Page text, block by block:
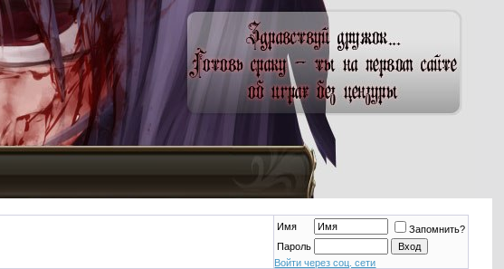
Имя
Запомнить?
Пароль
Войти через соц. сети